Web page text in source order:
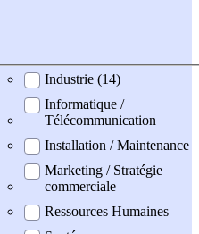
Industrie (14)
Informatique /
Télécommunication
Installation / Maintenance
Marketing / Stratégie
commerciale
Ressources Humaines